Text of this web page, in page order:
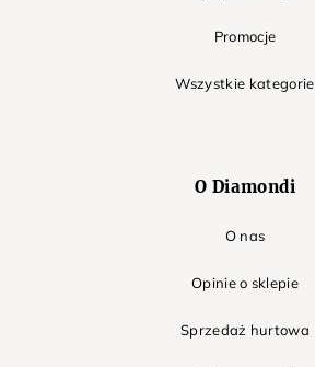
Promocje
Wszystkie kategorie
O Diamondi
O nas
Opinie o sklepie
Sprzedaż hurtowa